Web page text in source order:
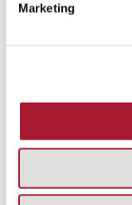
Marketing